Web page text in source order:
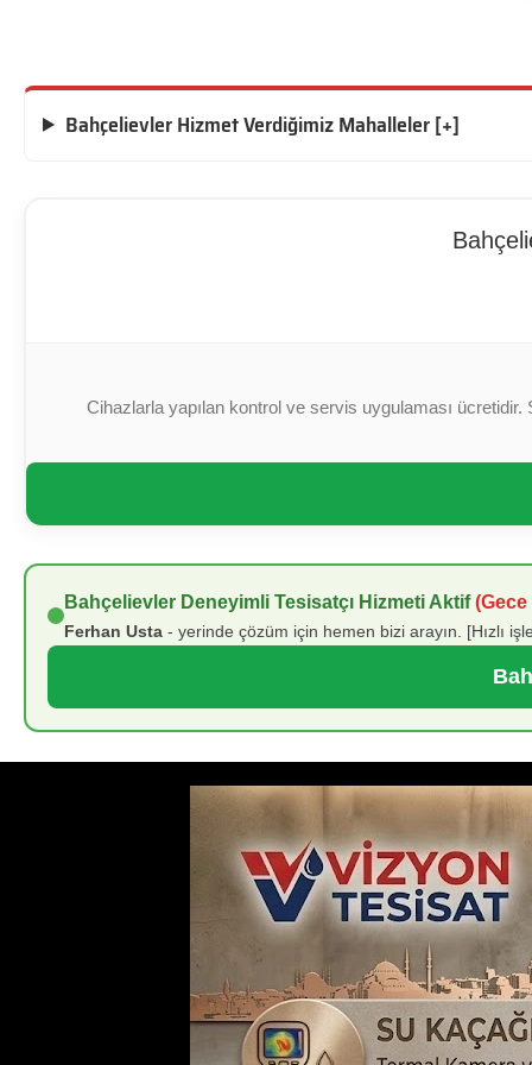
Bahçelievler Hizmet Verdiğimiz Mahalleler [+]
Cihazlarla yapılan kontrol ve servis uygulaması
Bahçelievler Deneyimli Tesisatçı Hizmeti Aktif
Ferhan Usta - yerinde çözüm için hemen bizi arayın. [Hızlı